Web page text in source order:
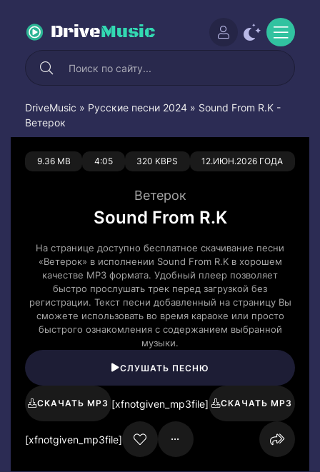
DriveMusic
DriveMusic » Русские песни 2024 » Sound From R.K -
Ветерок
9.36 MB 4:05 320 KBPS 12.ИЮН.2026 ГОДА
0 0
Ветерок
Sound From R.K
На странице доступно бесплатное скачивание песни
«Ветерок» в исполнении Sound From R.K в хорошем
качестве MP3 формата. Удобный плеер позволяет
быстро прослушать трек перед загрузкой без
регистрации. Текст песни добавленный на страницу Вы
сможете использовать во время караоке или просто
быстрого ознакомления с содержанием выбранной
музыки.
СЛУШАТЬ ПЕСНЮ
СКАЧАТЬ MP3 [xfnotgiven_mp3file] СКАЧАТЬ MP3
[xfnotgiven_mp3file]